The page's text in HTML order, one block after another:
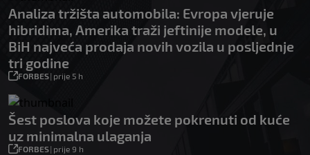
Analiza tržišta automobila: Evropa vjeruje
hibridima, Amerika traži jeftinije modele, u
BiH najveća prodaja novih vozila u posljednje
tri godine
FORBES| prije 5 h
Šest poslova koje možete pokrenuti od kuće
uz minimalna ulaganja
FORBES| prije 9 h